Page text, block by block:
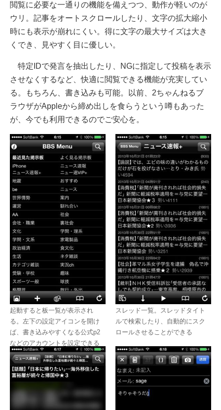
閲覧に必要な一通りの機能を備えつつ、動作が軽いのが
ウリ。記事をオートスクロールしたり、文字の拡大縮小
時にも表示が崩れにくい。得に文字の最大サイズは大き
くでき、見やすく目に優しい。
特定IDで発言を抽出したり、NGに指定して投稿を表示
させなくするなど、快適に閲覧できる機能が充実してい
る。もちろん、書き込みも可能。以前、2ちゃんねるブ
ラウザがAppleから締め出しを食らうという噂もあった
が、今でも利用できるのでご安心を。
起動すると板一覧が表示され
る。左下の設定アイコンを開け
ば、書き込みやすくなる公式p2
などのアカウントを設定できる
スレッド一覧。スレッドタイト
ルで検索したり、自動的にスク
ロールさせることができる